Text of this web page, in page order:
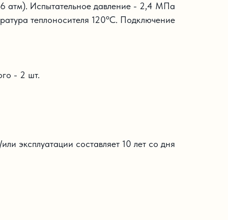
атм). Испытательное давление - 2,4 МПа
теплоносителя 120ºС. Подключение
- 2 шт.
эксплуатации составляет 10 лет со дня